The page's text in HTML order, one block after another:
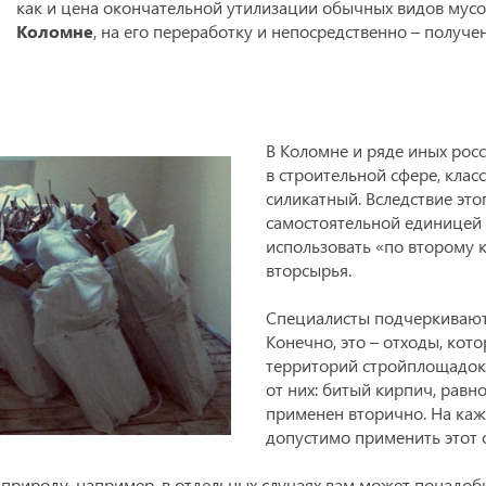
как и цена окончательной утилизации обычных видов
Коломне, на его переработку и непосредственно –
В Коломне и ряде иных
в строительной сфере,
силикатный. Вследствие
самостоятельной
использовать «по второму
вторсырья.
Специалисты
Конечно, это – отходы,
территорий
от них: битый кирпич,
применен вторично. На
допустимо применить этот